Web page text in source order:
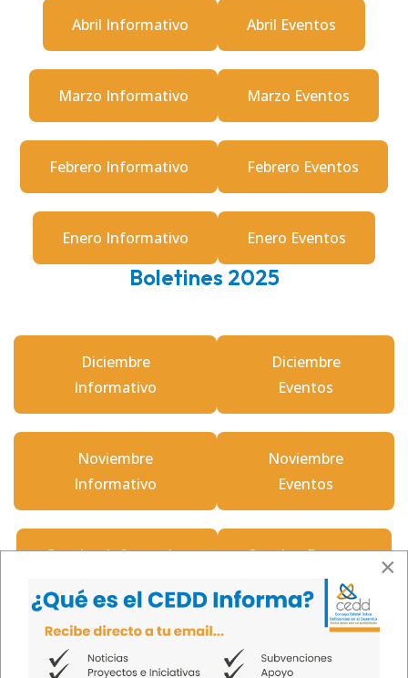
Abril Informativo Abril Eventos
Marzo Informativo Marzo Eventos
Febrero Informativo Febrero Eventos
Enero Informativo Enero Eventos
Boletines 2025
Diciembre
Informativo
Diciembre
Eventos
Noviembre
Informativo
Noviembre
Eventos
Octubre Informativo Octubre Eventos
Septiembre
Informativo
Septiembre
Eventos
×